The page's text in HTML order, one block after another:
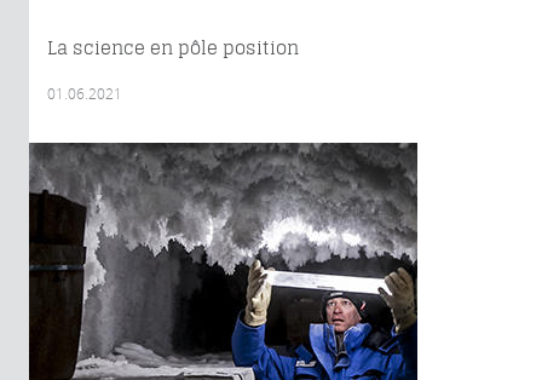
La science en pôle position
01.06.2021